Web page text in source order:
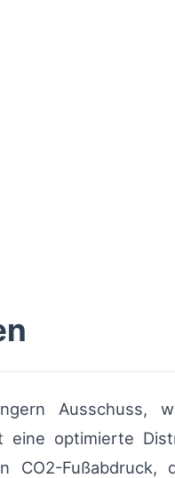
Ausschuss,
eine optimierte
CO2-Fußabdruck,